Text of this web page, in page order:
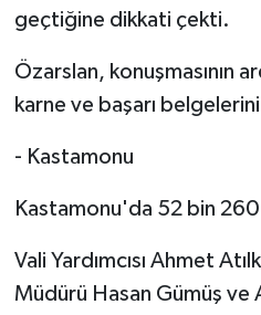
geçtiğine dikkati çekti.
Özarslan, konuşmasının
karne ve başarı
- Kastamonu
Kastamonu'da 52 bin
Vali Yardımcısı Ahmet
Müdürü Hasan Gümüş ve